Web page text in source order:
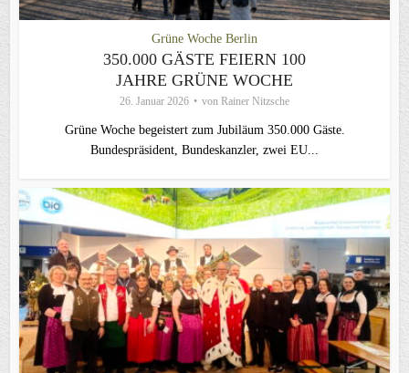
Grüne Woche Berlin
350.000 GÄSTE FEIERN 100
JAHRE GRÜNE WOCHE
26. Januar 2026 von Rainer Nitzsche
Grüne Woche begeistert zum Jubiläum 350.000 Gäste.
Bundespräsident, Bundeskanzler, zwei EU...